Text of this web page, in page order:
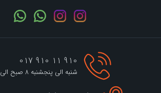
910 11 910 017
شنبه الی پنجشنبه 8 صبح الی 16 عصر